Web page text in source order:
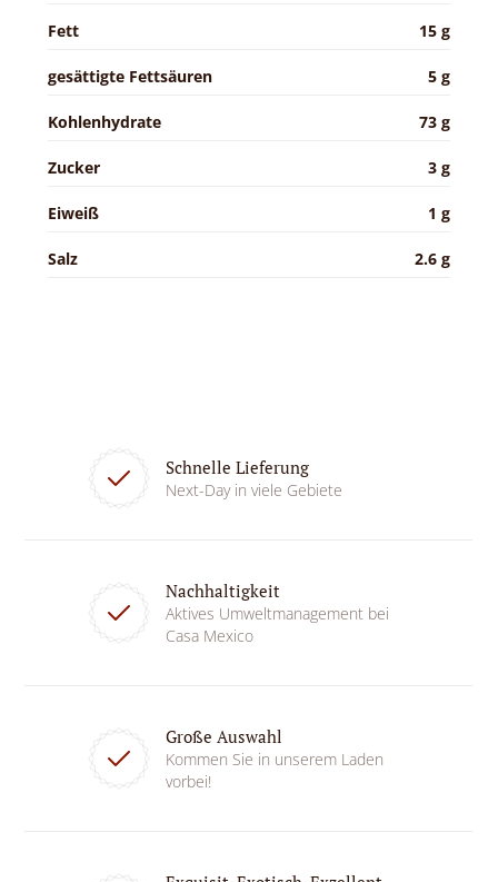
Fett 15 g
gesättigte Fettsäuren 5 g
Kohlenhydrate 73 g
Zucker 3 g
Eiweiß 1 g
Salz 2.6 g
Schnelle Lieferung
Next-Day in viele Gebiete
Nachhaltigkeit
Aktives Umweltmanagement bei
Casa Mexico
Große Auswahl
Kommen Sie in unserem Laden
vorbei!